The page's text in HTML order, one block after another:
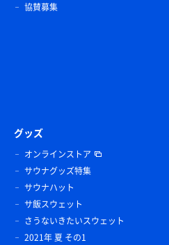
協賛募集
グッズ
オンラインストア
サウナグッズ特集
サウナハット
サ飯スウェット
さうないきたいスウェット
2021年 夏 その1